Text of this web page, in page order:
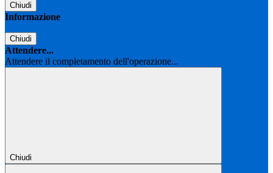
Chiudi
Informazione
Chiudi
Attendere...
Attendere il completamento dell'operazione...
Chiudi